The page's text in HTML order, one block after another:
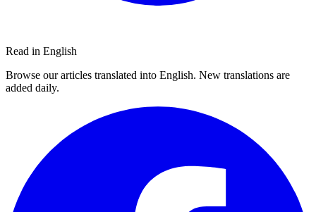
Read in English
Browse our articles translated into English. New translations are
added daily.